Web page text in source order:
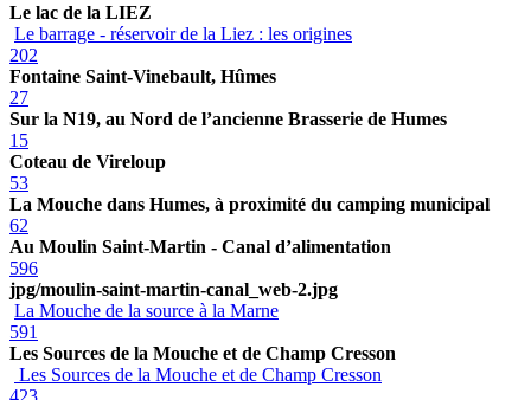
Le lac de la LIEZ
Le barrage - réservoir de la Liez : les origines
202
Fontaine Saint-Vinebault, Hûmes
27
Sur la N19, au Nord de l’ancienne Brasserie de Humes
15
Coteau de Vireloup
53
La Mouche dans Humes, à proximité du camping municipal
62
Au Moulin Saint-Martin - Canal d’alimentation
596
jpg/moulin-saint-martin-canal_web-2.jpg
La Mouche de la source à la Marne
591
Les Sources de la Mouche et de Champ Cresson
Les Sources de la Mouche et de Champ Cresson
423